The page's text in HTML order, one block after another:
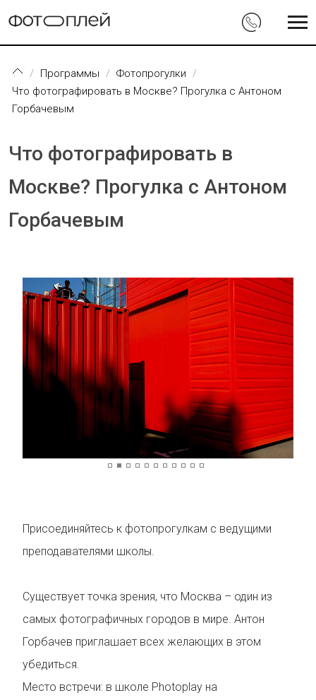
Программы
Фотопрогулки
Что фотографировать в Москве? Прогулка с Антоном
Горбачевым
Что фотографировать в
Москве? Прогулка с Антоном
Горбачевым
Присоединяйтесь к фотопрогулкам с ведущими
преподавателями школы.
Существует точка зрения, что Москва – один из
самых фотографичных городов в мире. Антон
Горбачев приглашает всех желающих в этом
убедиться.
Место встречи: в школе Photoplay на